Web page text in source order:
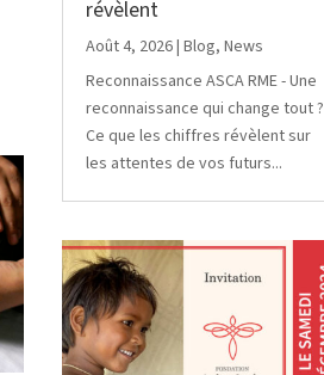
révèlent
Août 4, 2026| Blog, News
Reconnaissance ASCA RME - Une
reconnaissance qui change tout ?
Ce que les chiffres révèlent sur
les attentes de vos futurs...